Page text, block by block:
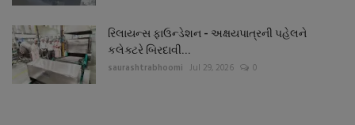
રિલાયન્સ ફાઉન્ડેશન - અક્ષયપાત્રની પહેલને
કલેક્ટરે બિરદાવી...
saurashtrabhoomi Jul 29, 2026 0